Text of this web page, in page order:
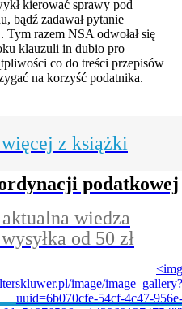
kierować sprawy pod
bądź zadawał pytanie
Tym razem NSA odwołał się
klauzuli in dubio pro
co do treści przepisów
na korzyść podatnika.
z książki
podatkowej
wiedza
od 50 zł
<img
image/image_gallery?
uuid=6b070cfe-54cf-4c47-956e-